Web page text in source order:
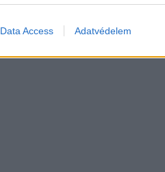
Data Access Adatvédelem